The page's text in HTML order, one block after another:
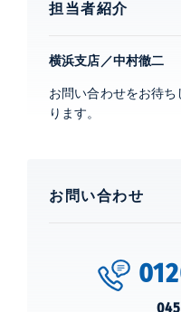
担当者紹介
横浜支店／中村徹二
お問い合わせをお待ち
ります。
お問い合わせ